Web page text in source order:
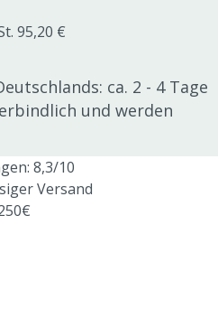
95,20 €
ca. 2 - 4 Tage
und werden
8,3/10
Versand